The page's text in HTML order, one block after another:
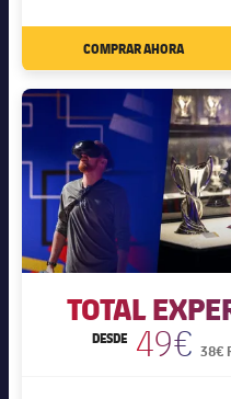
COMPRAR AHORA
TOTAL
DESDE 49€ 38€